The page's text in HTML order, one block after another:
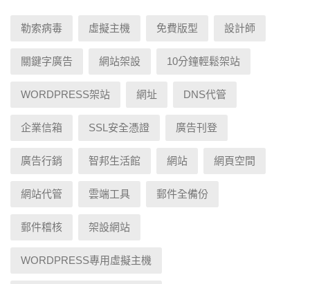
勒索病毒 虛擬主機 免費版型 設計師
關鍵字廣告 網站架設 10分鐘輕鬆架站
WORDPRESS架站 網址 DNS代管
企業信箱 SSL安全憑證 廣告刊登
廣告行銷 智邦生活館 網站 網頁空間
網站代管 雲端工具 郵件全備份
郵件稽核 架設網站
WORDPRESS專用虛擬主機